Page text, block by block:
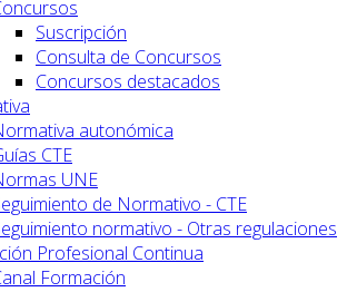
Suscripción
Consulta de Concursos
Concursos destacados
autonómica
CTE
UNE
de Normativo - CTE
normativo - Otras regulaciones
Profesional Continua
Formación